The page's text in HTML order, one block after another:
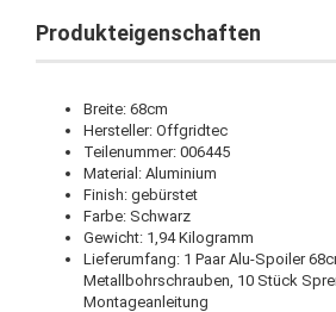
Produkteigenschaften
Breite: 68cm
Hersteller: Offgridtec
Teilenummer: 006445
Material: Aluminium
Finish: gebürstet
Farbe: Schwarz
Gewicht: 1,94 Kilogramm
Lieferumfang: 1 Paar Alu-Spoiler
Metallbohrschrauben, 10 Stück
Montageanleitung